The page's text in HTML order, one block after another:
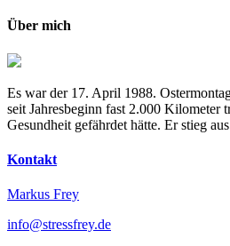
Über mich
Es war der 17. April 1988.
seit Jahresbeginn fast 2.000 Kilometer
Gesundheit gefährdet hätte. Er stieg
Kontakt
Markus Frey
info@stressfrey.de